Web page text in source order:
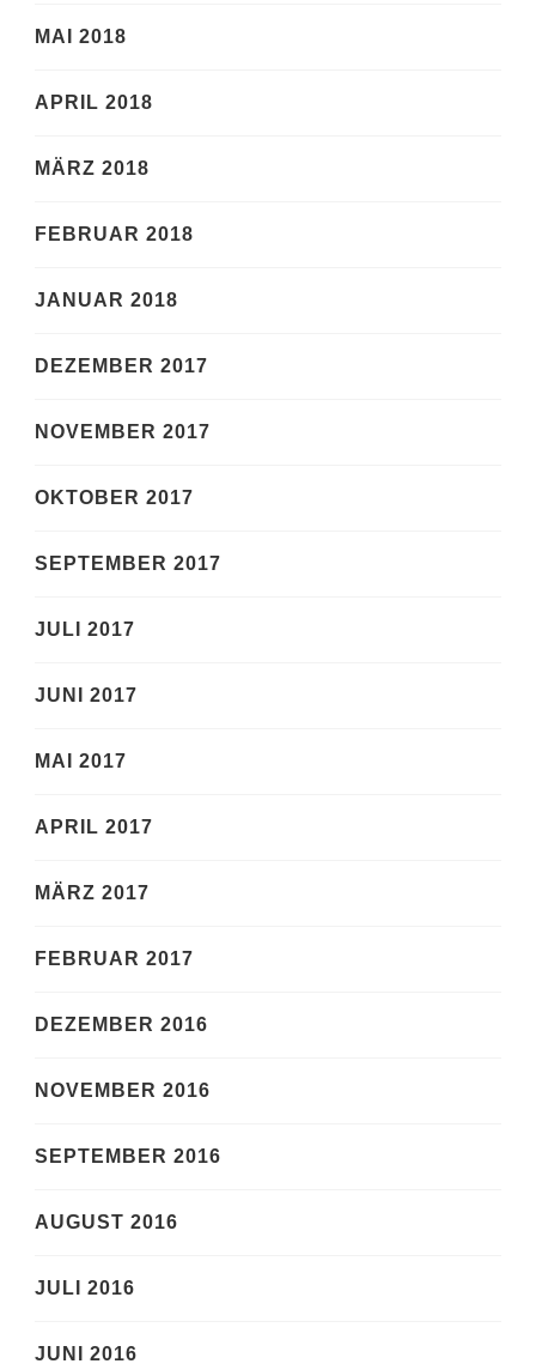
MAI 2018
APRIL 2018
MÄRZ 2018
FEBRUAR 2018
JANUAR 2018
DEZEMBER 2017
NOVEMBER 2017
OKTOBER 2017
SEPTEMBER 2017
JULI 2017
JUNI 2017
MAI 2017
APRIL 2017
MÄRZ 2017
FEBRUAR 2017
DEZEMBER 2016
NOVEMBER 2016
SEPTEMBER 2016
AUGUST 2016
JULI 2016
JUNI 2016